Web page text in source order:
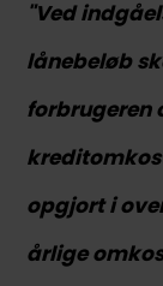
"Ved
lånebeløb
forbrugeren
opgjort i
årlige